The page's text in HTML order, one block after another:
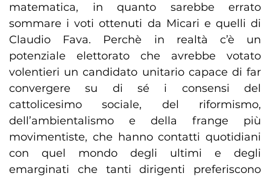
matematica, in quanto sarebbe errato
sommare i voti ottenuti da Micari e quelli di
Claudio Fava. Perchè in realtà c’è un
potenziale elettorato che avrebbe votato
volentieri un candidato unitario capace di far
convergere su di sé i consensi del
cattolicesimo sociale, del riformismo,
dell’ambientalismo e della frange più
movimentiste, che hanno contatti quotidiani
con quel mondo degli ultimi e degli
emarginati che tanti dirigenti preferiscono